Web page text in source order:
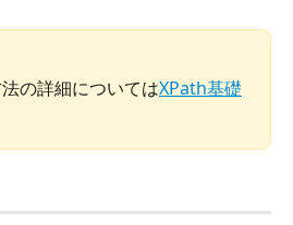
の詳細についてはXPath基礎